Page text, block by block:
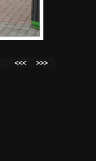
<<<
>>>